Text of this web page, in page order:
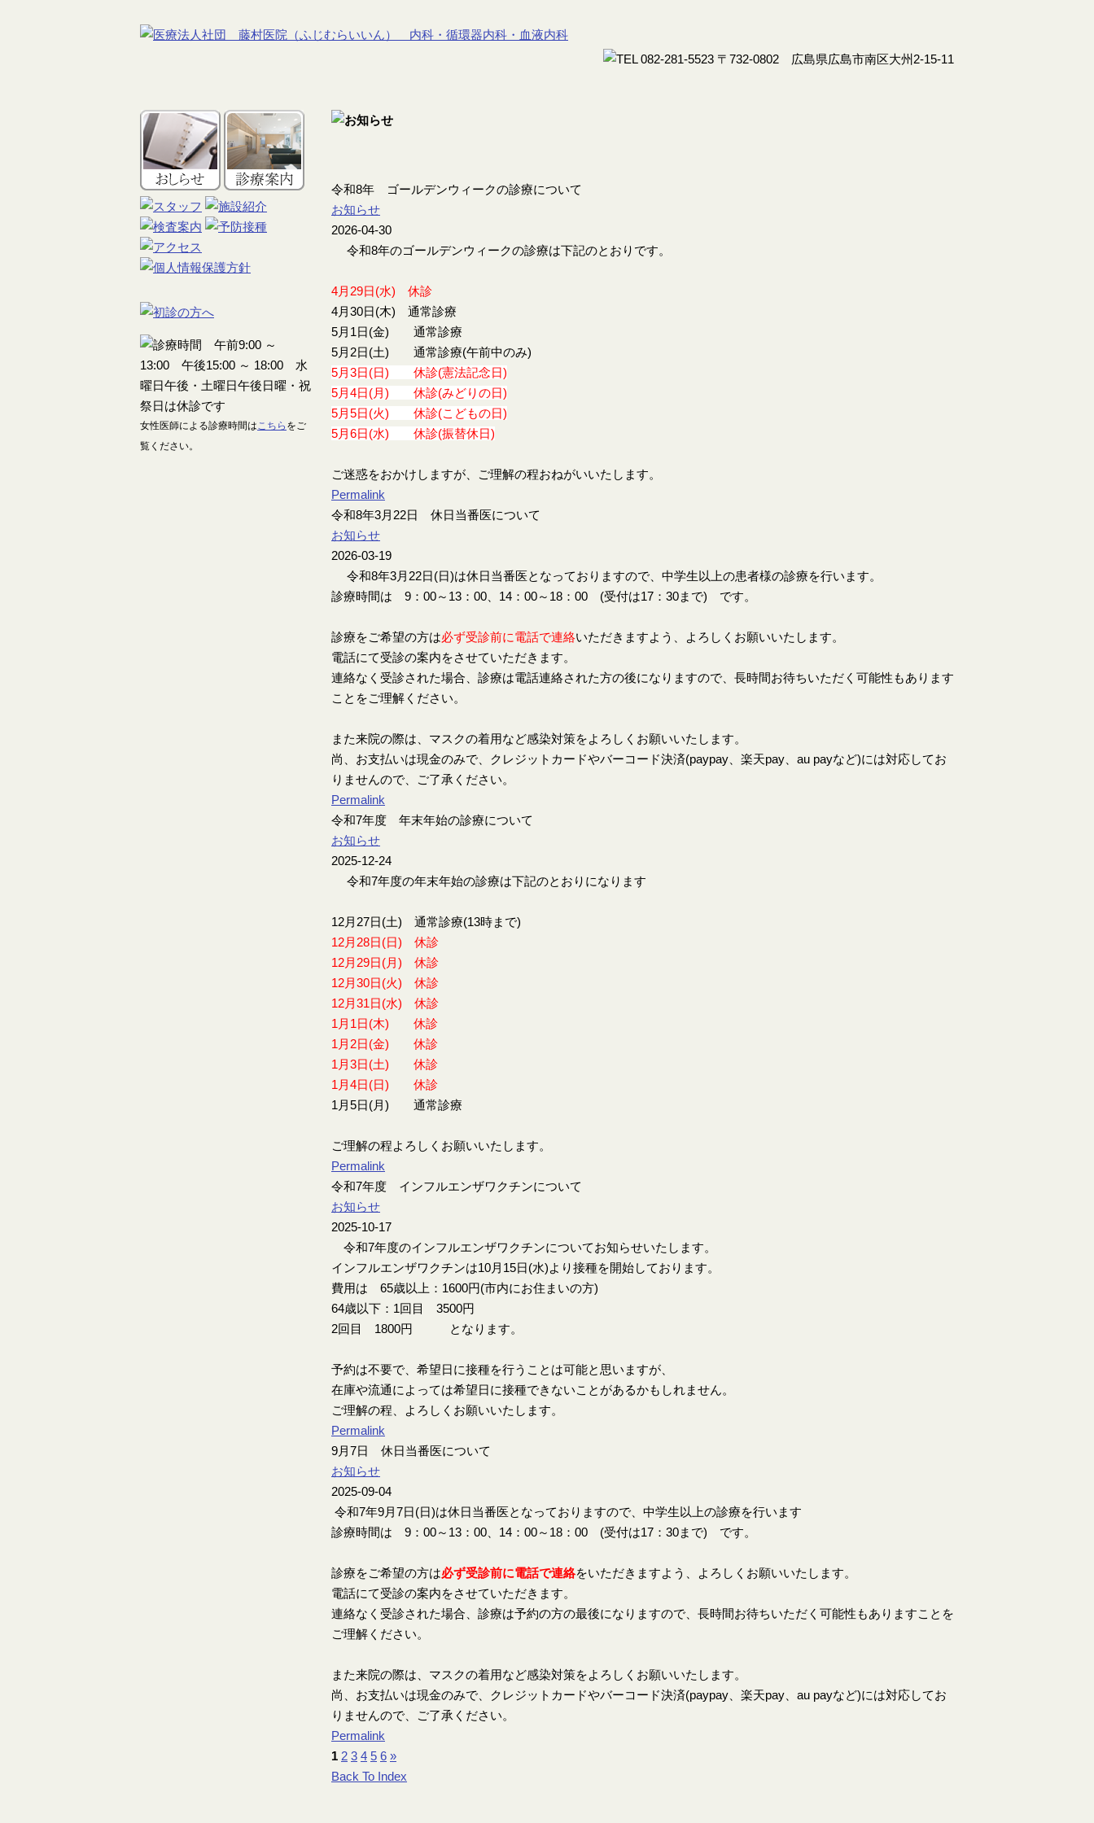
女性医師による診療時間はこちら をご
覧ください。
令和8年 ゴールデンウィークの診療について
お知らせ
2026-04-30
令和8年のゴールデンウィークの診療は下記のとおりです。
4月29日(水) 休診
4月30日(木) 通常診療
5月1日(金) 通常診療
5月2日(土) 通常診療(午前中のみ)
5月3日(日) 休診(憲法記念日)
5月4日(月) 休診(みどりの日)
5月5日(火) 休診(こどもの日)
5月6日(水) 休診(振替休日)
ご迷惑をおかけしますが、ご理解の程おねがいいたします。
Permalink
令和8年3月22日 休日当番医について
お知らせ
2026-03-19
令和8年3月22日(日)は休日当番医となっておりますので、中学生以上の患者様の診療を行います。
診療時間は 9：00～13：00、14：00～18：00 (受付は17：30まで) です。
診療をご希望の方は必ず受診前に電話で連絡いただきますよう、よろしくお願いいたします。
電話にて受診の案内をさせていただきます。
連絡なく受診された場合、診療は電話連絡された方の後になりますので、長時間お待ちいただく可能性もあります
ことをご理解ください。
また来院の際は、マスクの着用など感染対策をよろしくお願いいたします。
尚、お支払いは現金のみで、クレジットカードやバーコード決済(paypay、楽天pay、au payなど)には対応してお
りませんので、ご了承ください。
Permalink
令和7年度 年末年始の診療について
お知らせ
2025-12-24
令和7年度の年末年始の診療は下記のとおりになります
12月27日(土) 通常診療(13時まで)
12月28日(日) 休診
12月29日(月) 休診
12月30日(火) 休診
12月31日(水) 休診
1月1日(木) 休診
1月2日(金) 休診
1月3日(土) 休診
1月4日(日) 休診
1月5日(月) 通常診療
ご理解の程よろしくお願いいたします。
Permalink
令和7年度 インフルエンザワクチンについて
お知らせ
2025-10-17
令和7年度のインフルエンザワクチンについてお知らせいたします。
インフルエンザワクチンは10月15日(水)より接種を開始しております。
費用は 65歳以上：1600円(市内にお住まいの方)
64歳以下：1回目 3500円
2回目 1800円 となります。
予約は不要で、希望日に接種を行うことは可能と思いますが、
在庫や流通によっては希望日に接種できないことがあるかもしれません。
ご理解の程、よろしくお願いいたします。
Permalink
9月7日 休日当番医について
お知らせ
2025-09-04
令和7年9月7日(日)は休日当番医となっておりますので、中学生以上の診療を行います
診療時間は 9：00～13：00、14：00～18：00 (受付は17：30まで) です。
診療をご希望の方は必ず受診前に電話で連絡をいただきますよう、よろしくお願いいたします。
電話にて受診の案内をさせていただきます。
連絡なく受診された場合、診療は予約の方の最後になりますので、長時間お待ちいただく可能性もありますことを
ご理解ください。
また来院の際は、マスクの着用など感染対策をよろしくお願いいたします。
尚、お支払いは現金のみで、クレジットカードやバーコード決済(paypay、楽天pay、au payなど)には対応してお
りませんので、ご了承ください。
Permalink
1 2 3 4 5 6 »
Back To Index